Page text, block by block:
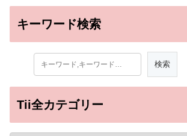
キーワード検索
Tii全カテゴリー